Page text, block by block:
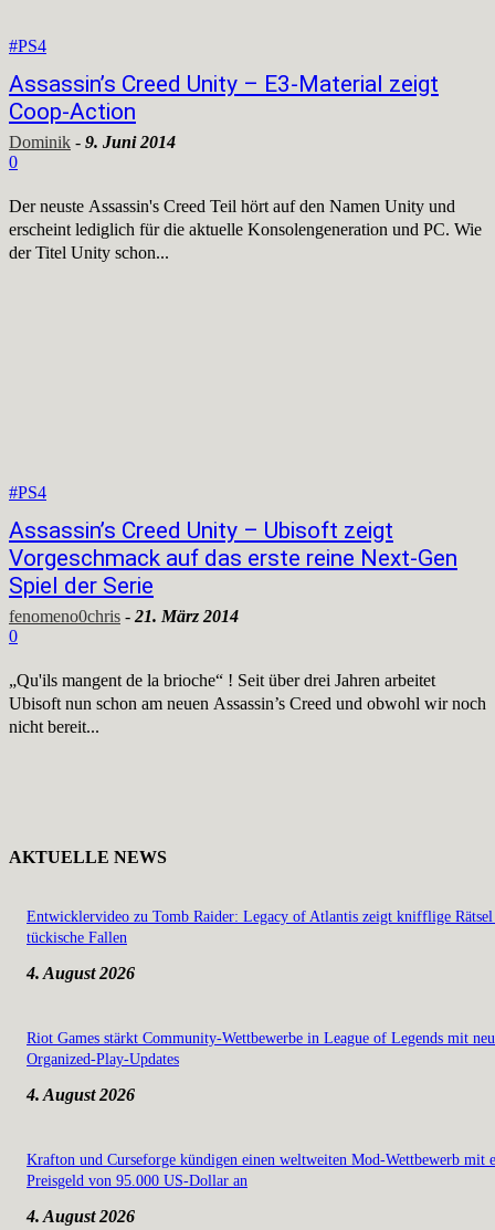
#PS4
Assassin’s Creed Unity – E3-Material zeigt
Coop-Action
Dominik - 9. Juni 2014
0
Der neuste Assassin's Creed Teil hört auf den Namen Unity und
erscheint lediglich für die aktuelle Konsolengeneration und PC. Wie
der Titel Unity schon...
#PS4
Assassin’s Creed Unity – Ubisoft zeigt
Vorgeschmack auf das erste reine Next-Gen
Spiel der Serie
fenomeno0chris - 21. März 2014
0
„Qu'ils mangent de la brioche“ ! Seit über drei Jahren arbeitet
Ubisoft nun schon am neuen Assassin’s Creed und obwohl wir noch
nicht bereit...
AKTUELLE NEWS
Entwicklervideo zu Tomb Raider: Legacy of Atlantis zeigt knifflige Rätsel
tückische Fallen
4. August 2026
Riot Games stärkt Community-Wettbewerbe in League of Legends mit
Organized-Play-Updates
4. August 2026
Krafton und Curseforge kündigen einen weltweiten Mod-Wettbewerb mit
Preisgeld von 95.000 US-Dollar an
4. August 2026